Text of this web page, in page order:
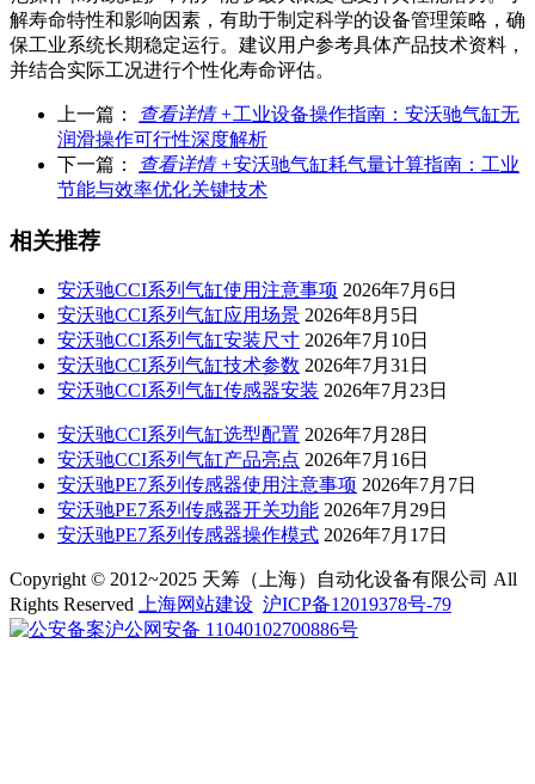
解寿命特性和影响因素，有助于制定科学的设备管理策略，确
保工业系统长期稳定运行。建议用户参考具体产品技术资料，
并结合实际工况进行个性化寿命评估。
上一篇： 查看详情 +工业设备操作指南：安沃驰气缸无
润滑操作可行性深度解析
下一篇：
查看详情 +安沃驰气缸耗气量计算指南：工业
节能与效率优化关键技术
相关推荐
安沃驰CCI系列气缸使用注意事项 2026年7月6日
安沃驰CCI系列气缸应用场景 2026年8月5日
安沃驰CCI系列气缸安装尺寸 2026年7月10日
安沃驰CCI系列气缸技术参数 2026年7月31日
安沃驰CCI系列气缸传感器安装 2026年7月23日
安沃驰CCI系列气缸选型配置 2026年7月28日
安沃驰CCI系列气缸产品亮点 2026年7月16日
安沃驰PE7系列传感器使用注意事项 2026年7月7日
安沃驰PE7系列传感器开关功能 2026年7月29日
安沃驰PE7系列传感器操作模式 2026年7月17日
Copyright © 2012~2025 天筹（上海）自动化设备有限公司 All
Rights Reserved
上海网站建设 沪ICP备12019378号-79
沪公网安备 11040102700886号